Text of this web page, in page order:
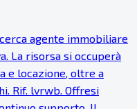
agente immobiliare
La risorsa si occuperà
e locazione, oltre a
Rif. lvrwb. Offresi